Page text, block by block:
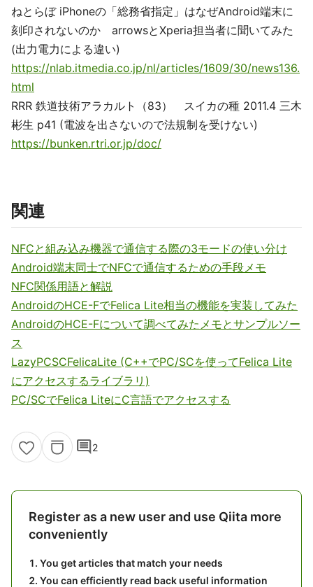
ねとらぼ iPhoneの「総務省指定」はなぜAndroid端末に
刻印されないのか arrowsとXperia担当者に聞いてみた
(出力電力による違い)
https://nlab.itmedia.co.jp/nl/articles/1609/30/news136.
html
RRR 鉄道技術アラカルト（83） スイカの種 2011.4 三木
彬生 p41 (電波を出さないので法規制を受けない)
https://bunken.rtri.or.jp/doc/
関連
NFCと組み込み機器で通信する際の3モードの使い分け
Android端末同士でNFCで通信するための手段メモ
NFC関係用語と解説
AndroidのHCE-FでFelica Lite相当の機能を実装してみた
AndroidのHCE-Fについて調べてみたメモとサンプルソー
ス
LazyPCSCFelicaLite (C++でPC/SCを使ってFelica Lite
にアクセスするライブラリ)
PC/SCでFelica LiteにC言語でアクセスする
comment2
Register as a new user and use Qiita more
conveniently
You get articles that match your needs
You can efficiently read back useful information